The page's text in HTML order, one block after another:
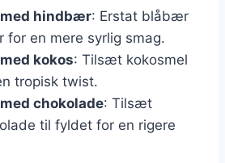
hindbær: Erstat blåbær
en mere syrlig smag.
kokos: Tilsæt kokosmel
tropisk twist.
chokolade: Tilsæt
til fyldet for en rigere